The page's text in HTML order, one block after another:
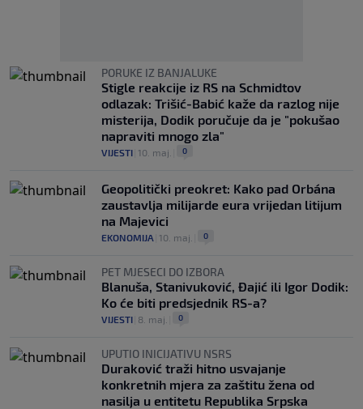
PORUKE IZ BANJALUKE
Stigle reakcije iz RS na Schmidtov
odlazak: Trišić-Babić kaže da razlog nije
misterija, Dodik poručuje da je "pokušao
napraviti mnogo zla"
VIJESTI 10. maj. 0
Geopolitički preokret: Kako pad Orbána
zaustavlja milijarde eura vrijedan litijum
na Majevici
EKONOMIJA 10. maj. 0
PET MJESECI DO IZBORA
Blanuša, Stanivuković, Đajić ili Igor Dodik:
Ko će biti predsjednik RS-a?
VIJESTI 8. maj. 0
UPUTIO INICIJATIVU NSRS
Duraković traži hitno usvajanje
konkretnih mjera za zaštitu žena od
nasilja u entitetu Republika Srpska